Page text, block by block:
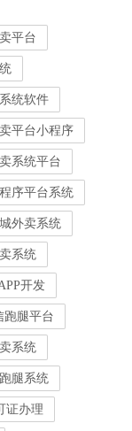
平台
统软件
平台小程序
系统平台
序平台系统
外卖系统
系统
开发
跑腿平台
系统
腿系统
证办理